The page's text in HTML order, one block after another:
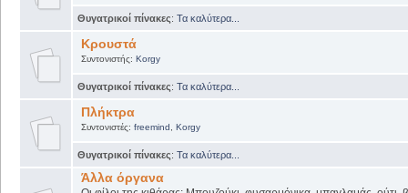
Θυγατρικοί πίνακες: Τα καλύτερα...
Κρουστά
Συντονιστής: Korgy
Θυγατρικοί πίνακες: Τα καλύτερα...
Πλήκτρα
Συντονιστές: freemind Korgy
Θυγατρικοί πίνακες: Τα καλύτερα...
Άλλα όργανα